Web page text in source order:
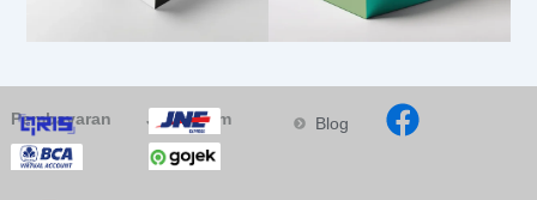
Pembayaran Jasa Kirim Blog